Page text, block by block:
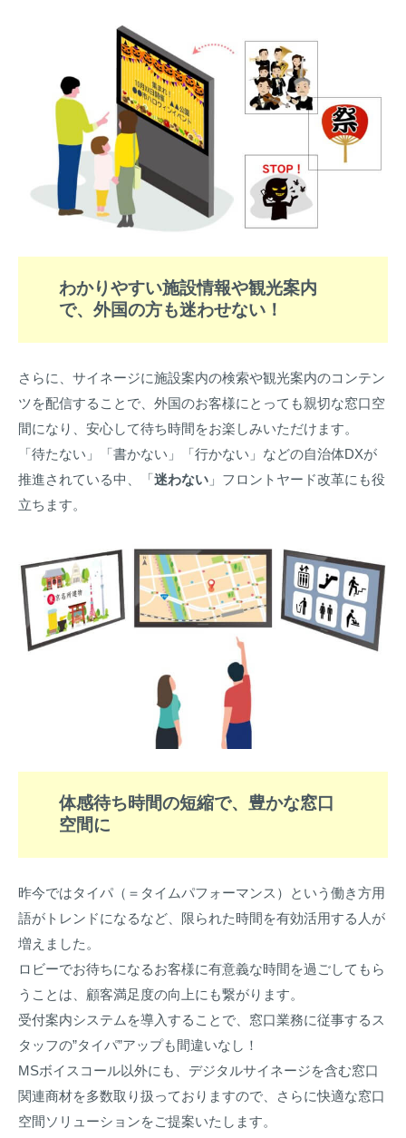
わかりやすい施設情報や観光案内
で、外国の方も迷わせない！
さらに、サイネージに施設案内の検索や観光案内のコンテン
ツを配信することで、外国のお客様にとっても親切な窓口空
間になり、安心して待ち時間をお楽しみいただけます。
「待たない」「書かない」「行かない」などの自治体DXが
推進されている中、「迷わない 」フロントヤード改革にも役
立ちます。
体感待ち時間の短縮で、豊かな窓口
空間に
昨今ではタイパ（＝タイムパフォーマンス）という働き方用
語がトレンドになるなど、限られた時間を有効活用する人が
増えました。
ロビーでお待ちになるお客様に有意義な時間を過ごしてもら
うことは、顧客満足度の向上にも繋がります。
受付案内システムを導入することで、窓口業務に従事するス
タッフの”タイパ”アップも間違いなし！
MSボイスコール以外にも、デジタルサイネージを含む窓口
関連商材を多数取り扱っておりますので、さらに快適な窓口
空間ソリューションをご提案いたします。